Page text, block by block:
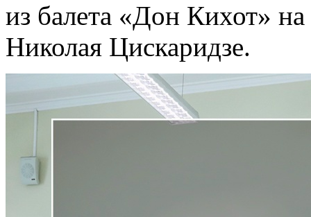
из балета «Дон Кихот»
Николая Цискаридзе.